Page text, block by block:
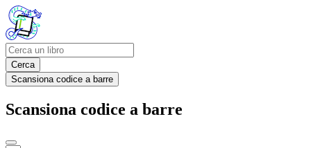
Cerca
Scansiona codice a barre
Scansiona codice a barre